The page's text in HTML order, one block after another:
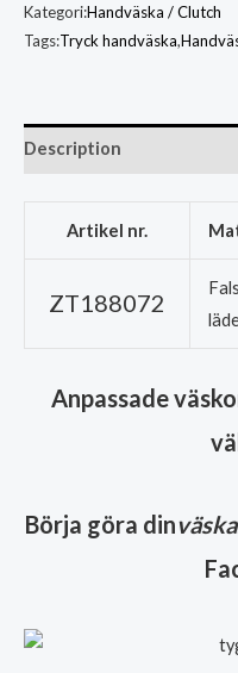
Kategori:Handväska / Clutch
Tags:Tryck handväska,
Description
Artikel nr.
ZT188072
Anpassade
Börja göra dinväska